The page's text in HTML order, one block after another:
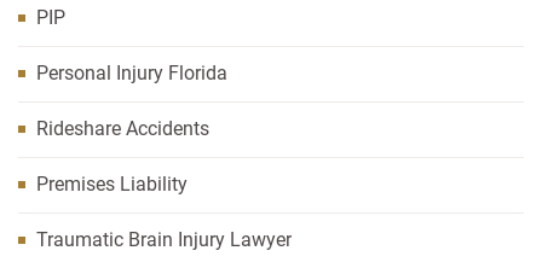
PIP
Personal Injury Florida
Rideshare Accidents
Premises Liability
Traumatic Brain Injury Lawyer